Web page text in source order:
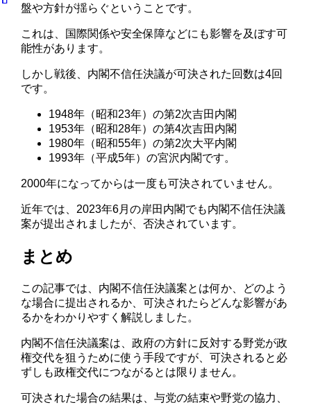
盤や方針が揺らぐということです。
これは、国際関係や安全保障などにも影響を及ぼす可
能性があります。
しかし戦後、内閣不信任決議が可決された回数は4回
です。
1948年（昭和23年）の第2次吉田内閣
1953年（昭和28年）の第4次吉田内閣
1980年（昭和55年）の第2次大平内閣
1993年（平成5年）の宮沢内閣です。
2000年になってからは一度も可決されていません。
近年では、2023年6月の岸田内閣でも内閣不信任決議
案が提出されましたが、否決されています。
まとめ
この記事では、内閣不信任決議案とは何か、どのよう
な場合に提出されるか、可決されたらどんな影響があ
るかをわかりやすく解説しました。
内閣不信任決議案は、政府の方針に反対する野党が政
権交代を狙うために使う手段ですが、可決されると必
ずしも政権交代につながるとは限りません。
可決された場合の結果は、与党の結束や野党の協力、